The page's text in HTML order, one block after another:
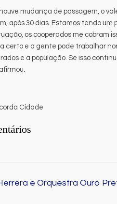
mudança de passagem, o
após 30 dias. Estamos tendo
os cooperados me cobram
certo e a gente pode trabalhar
e a população. Se isso
Cidade
e Orquestra Ouro